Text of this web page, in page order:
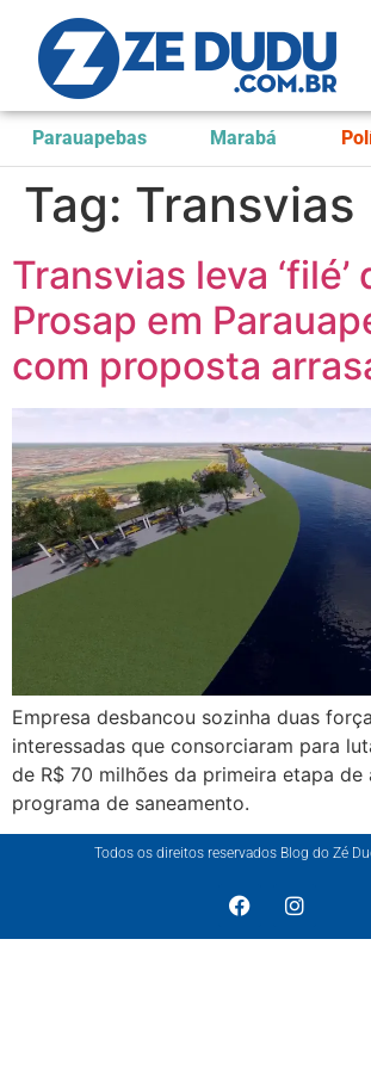
Parauapebas Marabá
Tag: Transvias
Transvias leva ‘filé’
Prosap em
com proposta
Empresa desbancou sozinha duas
interessadas que consorciaram para
de R$ 70 milhões da primeira etapa de
programa de saneamento.
Todos os direitos reservados Blog do Zé